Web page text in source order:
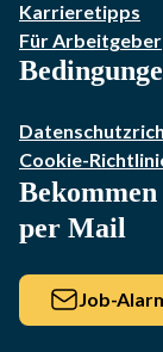
Karrieretipps
Für Arbeitgeber
Cookie-
Bekommen
per Mail
Job-